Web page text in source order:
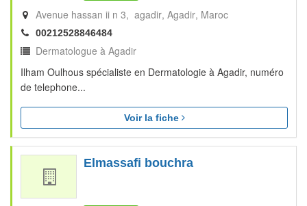
Avenue hassan ii n 3, agadir Agadir Maroc
00212528846484
Dermatologue à Agadir
Ilham Oulhous spécialiste en Dermatologie à Agadir, numéro
de telephone...
Voir la fiche
Elmassafi bouchra